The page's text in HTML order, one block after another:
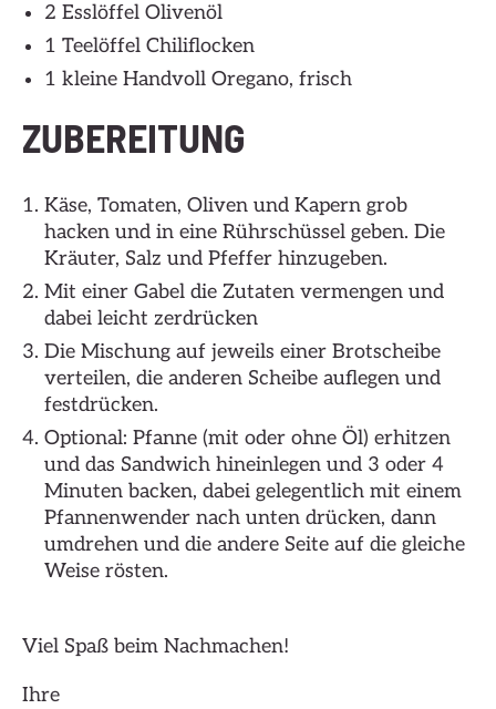
2 Esslöffel Olivenöl
1 Teelöffel Chiliflocken
1 kleine Handvoll Oregano, frisch
ZUBEREITUNG
Käse, Tomaten, Oliven und Kapern grob
hacken und in eine Rührschüssel geben. Die
Kräuter, Salz und Pfeffer hinzugeben.
Mit einer Gabel die Zutaten vermengen und
dabei leicht zerdrücken
Die Mischung auf jeweils einer Brotscheibe
verteilen, die anderen Scheibe auflegen und
festdrücken.
Optional: Pfanne (mit oder ohne Öl) erhitzen
und das Sandwich hineinlegen und 3 oder 4
Minuten backen, dabei gelegentlich mit einem
Pfannenwender nach unten drücken, dann
umdrehen und die andere Seite auf die gleiche
Weise rösten.
Viel Spaß beim Nachmachen!
Ihre